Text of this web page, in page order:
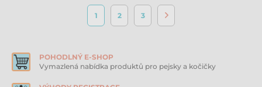
1 2 3
POHODLNÝ E-SHOP
Vymazlená nabídka produktů pro pejsky a kočičky